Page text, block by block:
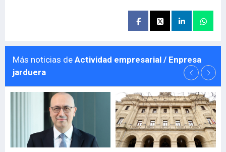
Más noticias de Actividad empresarial / Enpresa
jarduera